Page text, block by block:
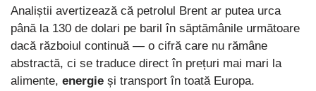
Analiștii avertizează că petrolul Brent ar putea urca
până la 130 de dolari pe baril în săptămânile următoare
dacă războiul continuă — o cifră care nu rămâne
abstractă, ci se traduce direct în prețuri mai mari la
alimente, energie și transport în toată Europa.